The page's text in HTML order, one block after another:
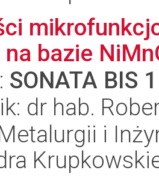
na bazie
SONATA BIS
dr hab.
i